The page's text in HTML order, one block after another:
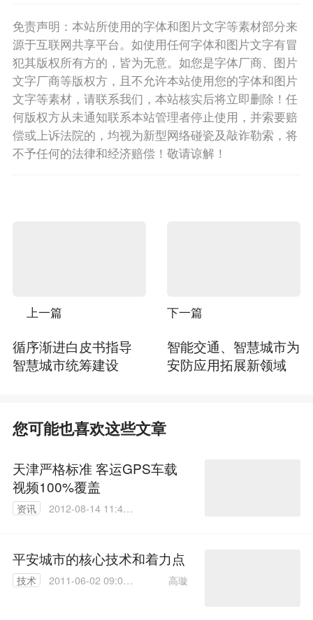
免责声明：本站所使用的字体和图片文字等素材部分来
源于互联网共享平台。如使用任何字体和图片文字有冒
犯其版权所有方的，皆为无意。如您是字体厂商、图片
文字厂商等版权方，且不允许本站使用您的字体和图片
文字等素材，请联系我们，本站核实后将立即删除！任
何版权方从未通知联系本站管理者停止使用，并索要赔
偿或上诉法院的，均视为新型网络碰瓷及敲诈勒索，将
不予任何的法律和经济赔偿！敬请谅解！
上一篇
循序渐进白皮书指导
智慧城市统筹建设
下一篇
智能交通、智慧城市为
安防应用拓展新领域
您可能也喜欢这些文章
天津严格标准 客运GPS车载
视频100%覆盖
资讯
2012-08-14 11:41:
平安城市的核心技术和着力点
技术
2011-06-02 09:09:
高璇